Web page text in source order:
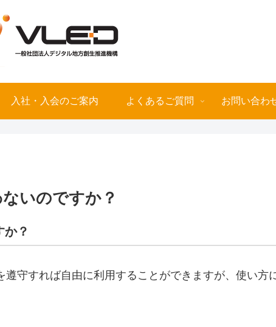
入社・入会のご案内 よくあるご質問 お問い合わ
いのですか？
？
守すれば自由に利用することができますが、使い方